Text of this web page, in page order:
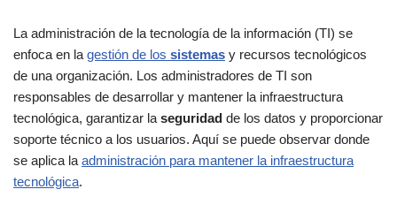
La administración de la tecnología de la información (TI) se
enfoca en la gestión de los sistemas y recursos tecnológicos
de una organización. Los administradores de TI son
responsables de desarrollar y mantener la infraestructura
tecnológica, garantizar la seguridad de los datos y proporcionar
soporte técnico a los usuarios. Aquí se puede observar donde
se aplica la administración para mantener la infraestructura
tecnológica.